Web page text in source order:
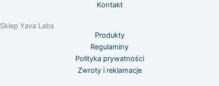
Kontakt
Sklep Yava Labs
Produkty
Regulaminy
Polityka prywatności
Zwroty i reklamacje